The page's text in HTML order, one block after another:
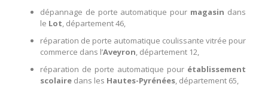
dépannage de porte automatique pour magasin dans
le Lot, département46,
réparation de porte automatique coulissante vitrée pour
commerce dans l’Aveyron, département 12,
réparation de porte automatique pour établissement
scolairedans les Hautes-Pyrénées, département 65,